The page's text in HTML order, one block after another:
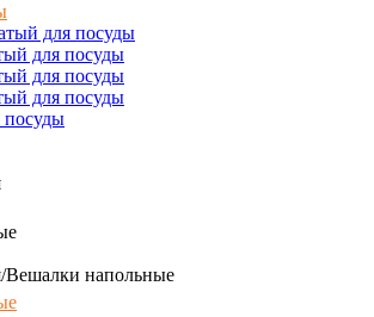
для посуды
для посуды
для посуды
для посуды
Вешалки напольные